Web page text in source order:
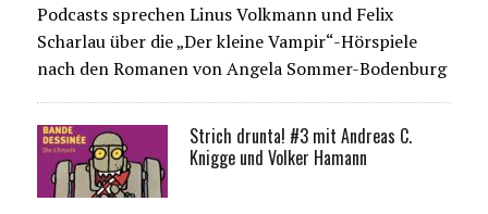
Podcasts sprechen Linus Volkmann und Felix
Scharlau über die „Der kleine Vampir“-Hörspiele
nach den Romanen von Angela Sommer-Bodenburg
Strich drunta! #3 mit Andreas C.
Knigge und Volker Hamann